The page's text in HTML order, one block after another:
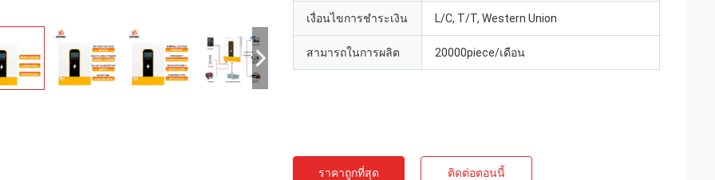
เงื่อนไขการชำระเงิน L/C, T/T, Western Union
สามารถในการผลิต 20000piece/เดือน
ราคาถูกที่สุด ติดต่อตอนนี้